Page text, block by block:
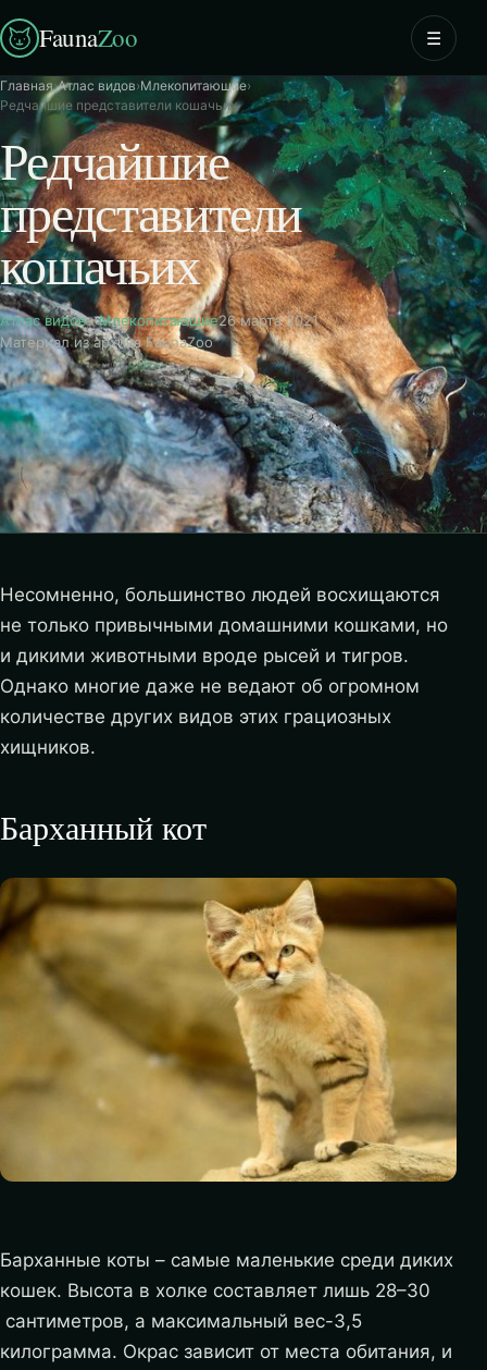
FaunaZoo ☰
Главная›Атлас видов›Млекопитающие›
Редчайшие представители кошачьих
Редчайшие
представители
кошачьих
Атлас видов·Млекопитающие26 марта 2021
Материал из архива FaunaZoo
Несомненно, большинство людей восхищаются
не только привычными домашними кошками, но
и дикими животными вроде рысей и тигров.
Однако многие даже не ведают об огромном
количестве других видов этих грациозных
хищников.
Барханный кот
Барханные коты – самые маленькие среди диких
кошек. Высота в холке составляет лишь 28–30
сантиметров, а максимальный вес-3,5
килограмма. Окрас зависит от места обитания, и